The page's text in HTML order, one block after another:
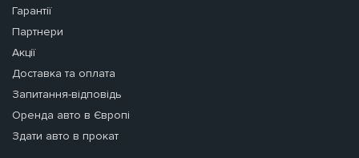
Гарантії
Партнери
Акції
Доставка та оплата
Запитання-відповідь
Оренда авто в Європі
Здати авто в прокат